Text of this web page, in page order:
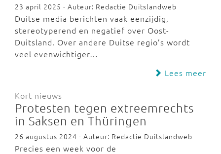
23 april 2025 - Auteur: Redactie Duitslandweb
Duitse media berichten vaak eenzijdig,
stereotyperend en negatief over Oost-
Duitsland. Over andere Duitse regio’s wordt
veel evenwichtiger…
Lees meer
Kort nieuws
Protesten tegen extreemrechts
in Saksen en Thüringen
26 augustus 2024 - Auteur: Redactie Duitslandweb
Precies een week voor de